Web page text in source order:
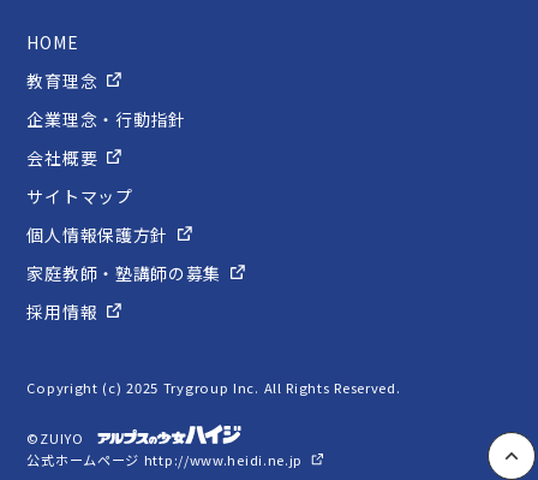
HOME
教育理念
企業理念・行動指針
会社概要
サイトマップ
個人情報保護方針
家庭教師・塾講師の募集
採用情報
Copyright (c) 2025 Trygroup Inc. All Rights Reserved.
©ZUIYO
公式ホームページ http://www.heidi.ne.jp